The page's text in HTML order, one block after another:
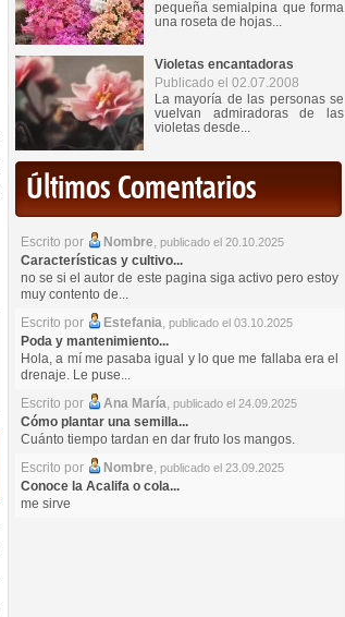
pequeña semialpina que forma
una roseta de hojas...
Violetas encantadoras
Publicado el 02.07.2008
La mayoría de las personas se
vuelvan admiradoras de las
violetas desde...
Últimos Comentarios
Escrito por Nombre, publicado el 20.10.2025
Características y cultivo...
no se si el autor de este pagina siga activo pero estoy
muy contento de...
Escrito por
Estefania, publicado el 03.10.2025
Poda y mantenimiento...
Hola, a mí me pasaba igual y lo que me fallaba era el
drenaje. Le puse...
Escrito por
Ana María, publicado el 24.09.2025
Cómo plantar una semilla...
Cuánto tiempo tardan en dar fruto los mangos.
Escrito por
Nombre, publicado el 23.09.2025
Conoce la Acalifa o cola...
me sirve